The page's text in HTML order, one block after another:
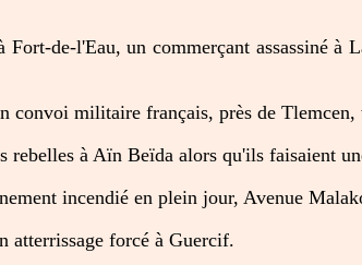
Fort-de-l'Eau, un commerçant assassiné
convoi militaire français, près de Tlemcen,
rebelles à Aïn Beïda alors qu'ils faisaient
incendié en plein jour, Avenue
atterrissage forcé à Guercif.